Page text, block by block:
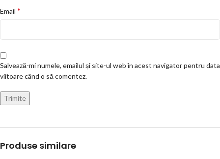
Email *
Salvează-mi numele, emailul și site-ul web în acest navigator pentru data
viitoare când o să comentez.
Produse similare